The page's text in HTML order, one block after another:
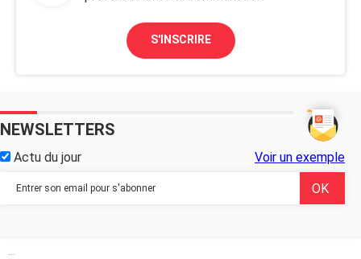
S'INSCRIRE
NEWSLETTERS
Actu du jour Voir un exemple
...